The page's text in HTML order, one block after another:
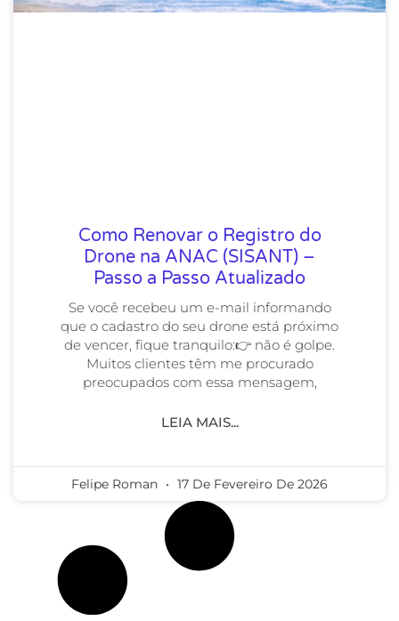
Como Renovar o Registro do
Drone na ANAC (SISANT) –
Passo a Passo Atualizado
Se você recebeu um e-mail informando
que o cadastro do seu drone está próximo
de vencer, fique tranquilo:👉 não é golpe.
Muitos clientes têm me procurado
preocupados com essa mensagem,
LEIA MAIS...
Felipe Roman 17 De Fevereiro De 2026